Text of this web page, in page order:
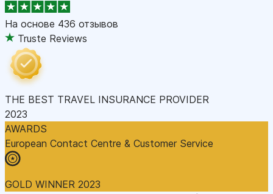
На основе 436 отзывов
Truste Reviews
THE BEST TRAVEL INSURANCE PROVIDER
2023
AWARDS
European Contact Centre & Customer Service
GOLD WINNER 2023